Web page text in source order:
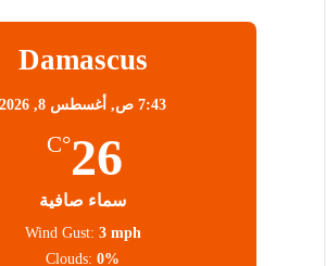
Damascus
7:43 ص, أغسطس 8, 2026
26
°C
سماء صافية
Wind Gust: 3 mph
Clouds: 0%